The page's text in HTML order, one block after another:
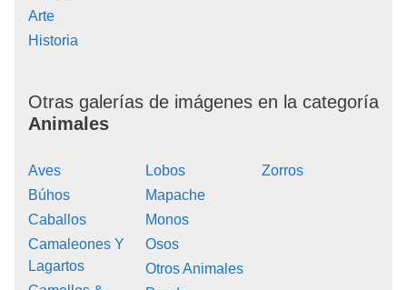
Arte
Historia
Otras galerías de imágenes en la categoría
Animales
Aves
Búhos
Caballos
Camaleones Y
Lagartos
Lobos
Mapache
Monos
Osos
Otros Animales
Zorros